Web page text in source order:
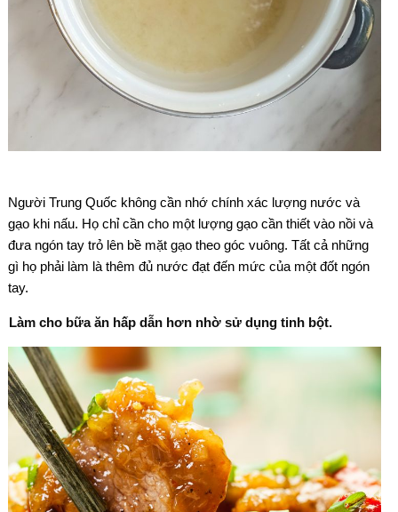
Người Trung Quốc không cần nhớ chính xác lượng nước và
gạo khi nấu. Họ chỉ cần cho một lượng gạo cần thiết vào nồi và
đưa ngón tay trỏ lên bề mặt gạo theo góc vuông. Tất cả những
gì họ phải làm là thêm đủ nước đạt đến mức của một đốt ngón
tay.
Làm cho bữa ăn hấp dẫn hơn nhờ sử dụng tinh bột.